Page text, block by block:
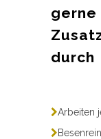
durch
Arbeiten
Besenrein